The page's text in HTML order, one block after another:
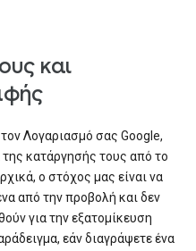
και
Λογαριασμό σας Google,
κατάργησής τους από το
ο στόχος μας είναι να
από την προβολή και δεν
για την εξατομίκευση
εάν διαγράψετε ένα